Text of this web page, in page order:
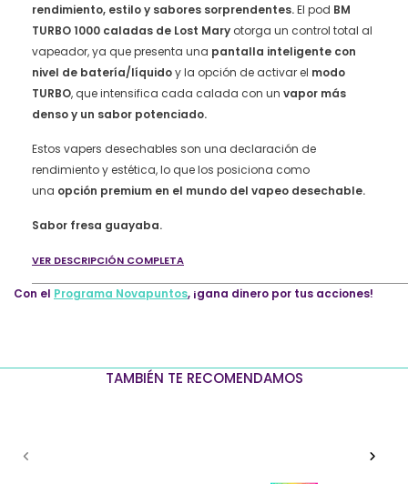
TURBO
20mg/ml
nicotina
Fresa
quantity
rendimiento, estilo y sabores sorprendentes.El pod BM
TURBO 1000 caladas de Lost Mary otorga un control total al
vapeador, ya que presenta una pantalla inteligente con
nivel de batería/líquidoy la opción de activar el modo
TURBO, que intensifica cada calada con un vapor más
denso y un sabor potenciado.
Estos vapers desechables son una declaración de
rendimiento y estética, lo que los posiciona como
una opción premium en el mundo del vapeo desechable.
Sabor fresa guayaba.
VER DESCRIPCIÓN COMPLETA
Con el Programa Novapuntos, ¡gana dinero por tus acciones!
TAMBIÉN TE RECOMENDAMOS